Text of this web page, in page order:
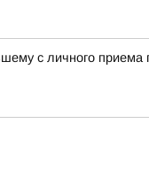
с личного приема